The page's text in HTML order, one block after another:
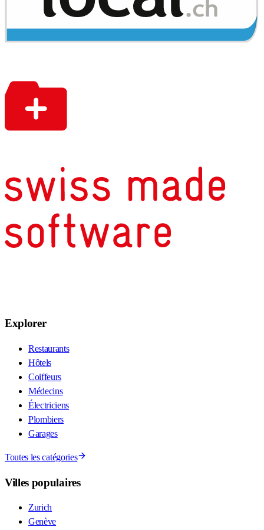
Explorer
Restaurants
Hôtels
Coiffeurs
Médecins
Électriciens
Plombiers
Garages
Toutes les catégories
Villes populaires
Zurich
Genève